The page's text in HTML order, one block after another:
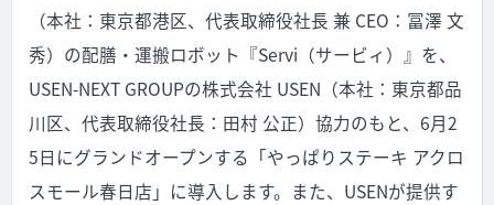
（本社：東京都港区、代表取締役社長 兼 CEO：冨澤 文
秀）の配膳・運搬ロボット『Servi（サービィ）』を、
USEN-NEXT GROUPの株式会社 USEN（本社：東京都品
川区、代表取締役社長：田村 公正）協力のもと、6月2
5日にグランドオープンする「やっぱりステーキ アクロ
スモール春日店」に導入します。また、USENが提供す